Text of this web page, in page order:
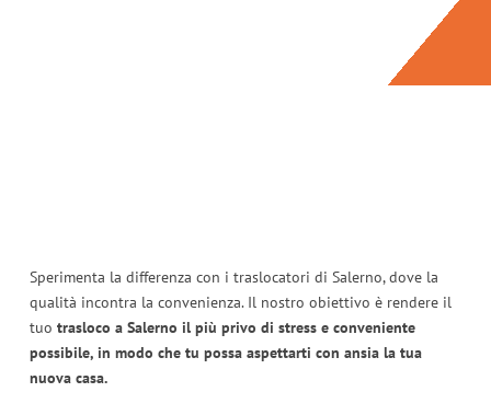
Sperimenta la differenza con i traslocatori di Salerno, dove la
qualità incontra la convenienza. Il nostro obiettivo è rendere il
tuo trasloco a Salerno il più privo di stress e conveniente
possibile, in modo che tu possa aspettarti con ansia la tua
nuova casa.